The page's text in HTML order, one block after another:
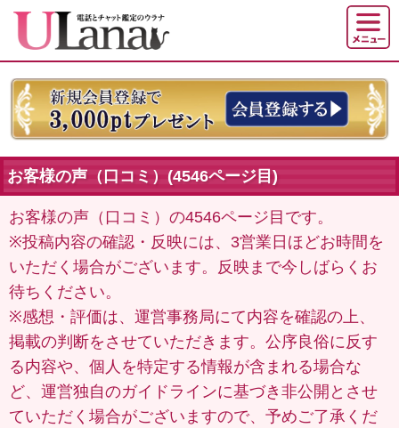
お客様の声（口コミ）(4546ページ目)
お客様の声（口コミ）の4546ページ目です。
※投稿内容の確認・反映には、3営業日ほどお時間を
いただく場合がございます。反映まで今しばらくお
待ちください。
※感想・評価は、運営事務局にて内容を確認の上、
掲載の判断をさせていただきます。公序良俗に反す
る内容や、個人を特定する情報が含まれる場合な
ど、運営独自のガイドラインに基づき非公開とさせ
ていただく場合がございますので、予めご了承くだ